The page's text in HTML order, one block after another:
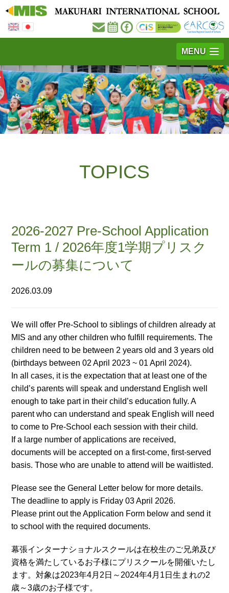
MENU
TOPICS
2026-2027 Pre-School Application
Term 1 / 2026年度1学期プリスク
ールの募集について
2026.03.09
We will offer Pre-School to siblings of children already at
MIS and any other children who fulfill requirements. The
children need to be between 2 years old and 3 years old
(birthdays between 02 April 2023 ~ 01 April 2024).
In all cases, it is the expectation that at least one of the
child’s parents will speak and understand English well
enough to take part in their child’s education fully. A
parent who can understand and speak English will need
to come to Pre-School each session with their child.
If a large number of applications are received,
documents will be accepted on a first-come, first-served
basis. Those who are unable to attend will be waitlisted.
Please see the General Letter below for more details.
The deadline to apply is Friday 03 April 2026.
Please print out the Application Form below and send it
to school with the required documents.
幕張インターナショナルスクールは在校生のご兄弟及び
資格を満たしているお子様にプリスクールを開催いたし
ます。対象は2023年4月2日～2024年4月1日生まれの2
歳～3歳のお子様です。